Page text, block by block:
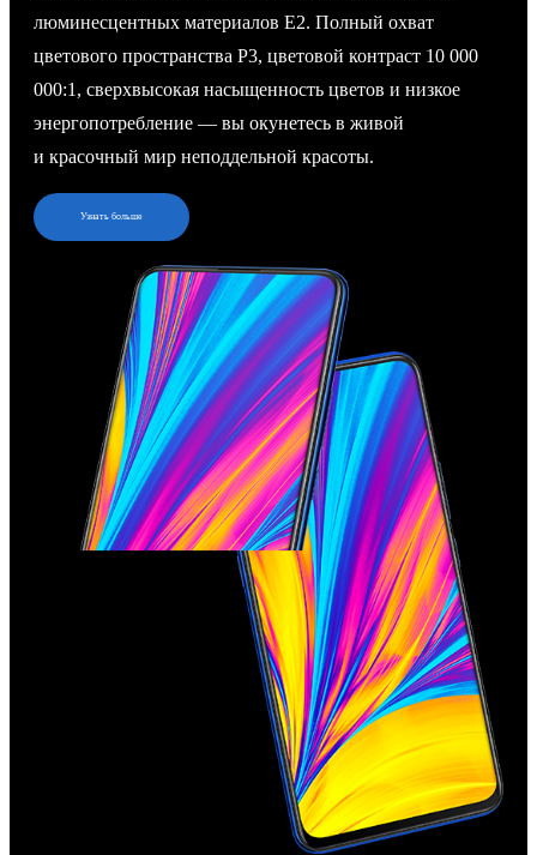
люминесцентных материалов E2. Полный охват
цветового пространства P3, цветовой контраст 10 000
000:1, сверхвысокая насыщенность цветов и низкое
энергопотребление — вы окунетесь в живой
и красочный мир неподдельной красоты.
Узнать больше